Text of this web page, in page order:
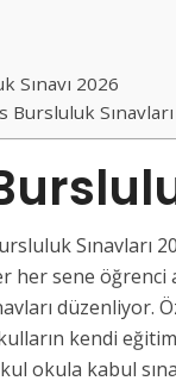
Sınavı 2026
Bursluluk
Sınavları
her sene öğrenci
düzenliyor.
kendi
okula kabul